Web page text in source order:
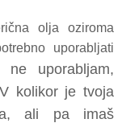
olja oziroma
uporabljati
ne uporabljam,
kolikor je tvoja
ali pa imaš